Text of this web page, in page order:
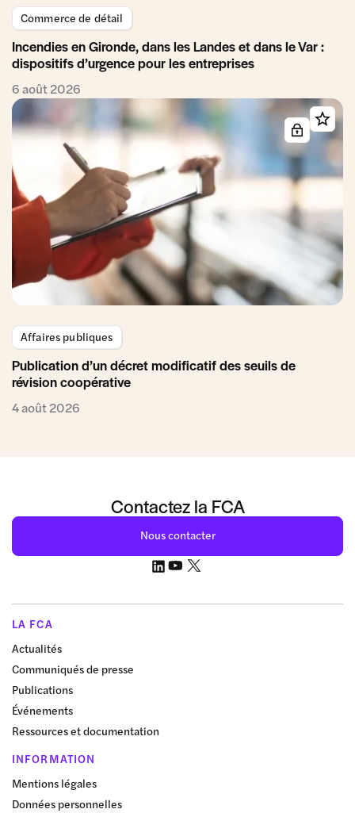
Commerce de détail
Incendies en Gironde, dans les Landes et dans le Var :
dispositifs d’urgence pour les entreprises
6 août 2026
Affaires publiques
Publication d’un décret modificatif des seuils de
révision coopérative
4 août 2026
Contactez la FCA
Nous contacter
LA FCA
Actualités
Communiqués de presse
Publications
Événements
Ressources et documentation
INFORMATION
Mentions légales
Données personnelles